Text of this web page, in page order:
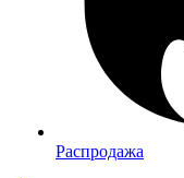
Распродажа